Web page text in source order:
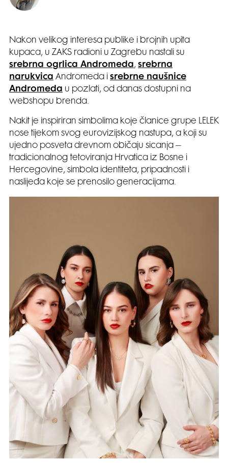
Nakon velikog interesa publike i brojnih upita
kupaca, u ZAKS radioni u Zagrebu nastali su
srebrna ogrlica Andromeda, srebrna
narukvica Andromeda i srebrne naušnice
Andromeda u pozlati, od danas dostupni na
webshopu brenda.
Nakit je inspiriran simbolima koje članice grupe LELEK
nose tijekom svog eurovizijskog nastupa, a koji su
ujedno posveta drevnom običaju sicanja –
tradicionalnog tetoviranja Hrvatica iz Bosne i
Hercegovine, simbola identiteta, pripadnosti i
naslijeđa koje se prenosilo generacijama.